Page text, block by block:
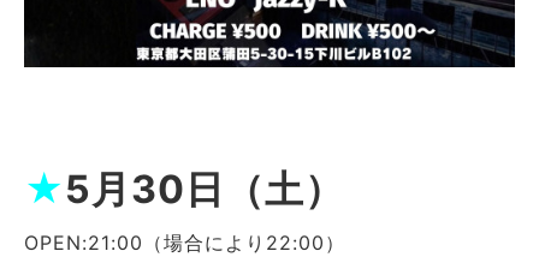
★5月30日（土）
OPEN:21:00（場合により22:00）